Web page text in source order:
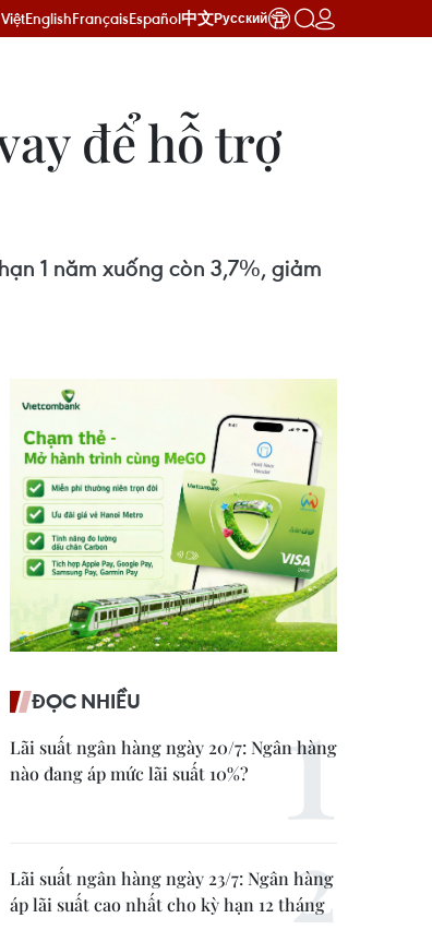
EnglishFrançaisEspañol中文Русский
để hỗ trợ
1 năm xuống còn 3,7%, giảm
ĐỌC NHIỀU
Lãi suất ngân hàng ngày 20/7: Ngân hàng
nào đang áp mức lãi suất 10%?
Lãi suất ngân hàng ngày 23/7: Ngân hàng
áp lãi suất cao nhất cho kỳ hạn 12 tháng